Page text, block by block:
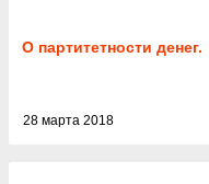
О партитетности денег.
28 марта 2018